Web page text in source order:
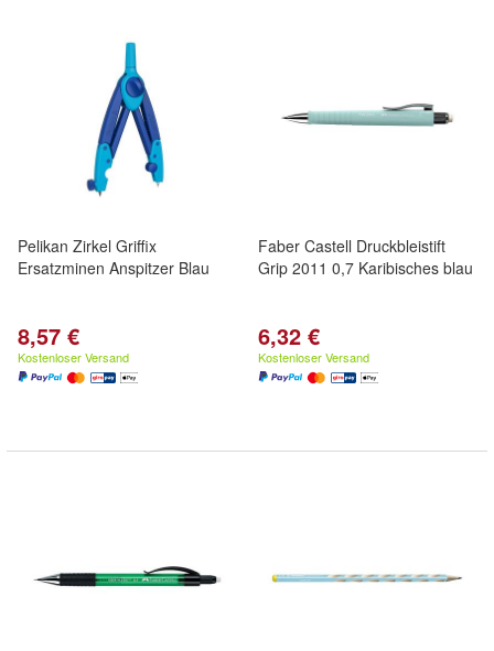
Pelikan Zirkel Griffix
Ersatzminen Anspitzer Blau
8,57 €
Kostenloser Versand
Faber Castell Druckbleistift
Grip 2011 0,7 Karibisches blau
6,32 €
Kostenloser Versand